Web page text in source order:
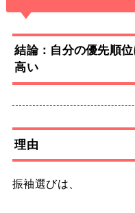
結論：自分の優先順
高い
理由
振袖選びは、